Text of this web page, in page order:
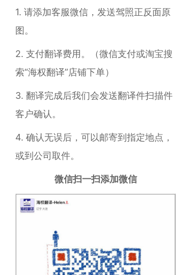
1. 请添加客服微信，发送驾照正反面原
图。
2. 支付翻译费用。
（微信支付或淘宝搜
索“海权翻译”店铺下单）
3. 翻译完成后我们会发送翻译件扫描件
客户确认。
4. 确认无误后，可以邮寄到指定地点，
或到公司取件。
微信扫一扫添加微信